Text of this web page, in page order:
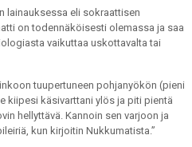
lainauksessa eli sokraattisen
on todennäköisesti olemassa ja saa
vaikuttaa uskottavalta tai
tuupertuneen pohjanyökön (pieni
kiipesi käsivarttani ylös ja piti pientä
hellyttävä. Kannoin sen varjoon ja
kun kirjoitin Nukkumatista.”